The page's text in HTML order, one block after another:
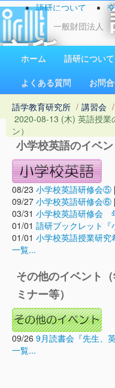
一般財団法人
究所
1923（大正
語研について
お問い合わせ
ホーム 語研について
よくある質問
お問
語学教育研究所 / 講習会 /
2020-08-13 (木) 英語授業
ン）
小学校英語のイベン
08/23 小学校英語研修会⑤
09/27 小学校英語研修会⑥
03/31 小学校英語研修会
01/01 語研ブックレット『
01/01 小学校英語授業研究
一覧...
その他のイベント
ミナー等）
09/26 9月読書会『先生、
一覧...